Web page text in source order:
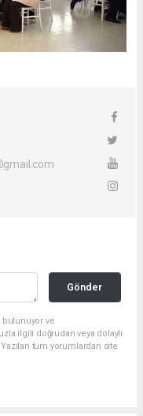
Gönder
bulunuyor ve
ilgili doğrudan veya dolaylı
tüm yorumlardan site